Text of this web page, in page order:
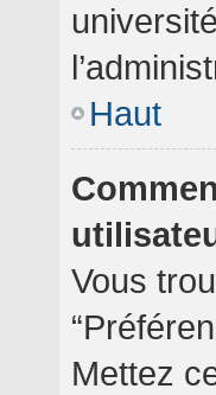
Haut
Vous
Mettez